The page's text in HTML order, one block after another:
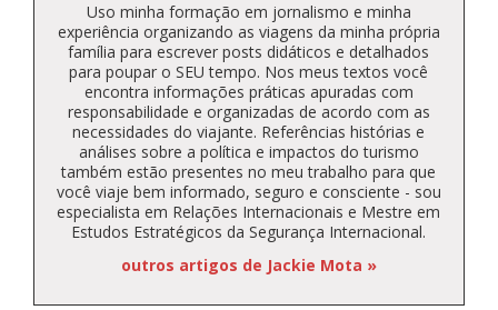
Uso minha formação em jornalismo e minha
experiência organizando as viagens da minha própria
família para escrever posts didáticos e detalhados
para poupar o SEU tempo. Nos meus textos você
encontra informações práticas apuradas com
responsabilidade e organizadas de acordo com as
necessidades do viajante. Referências histórias e
análises sobre a política e impactos do turismo
também estão presentes no meu trabalho para que
você viaje bem informado, seguro e consciente - sou
especialista em Relações Internacionais e Mestre em
Estudos Estratégicos da Segurança Internacional.
outros artigos de Jackie Mota »